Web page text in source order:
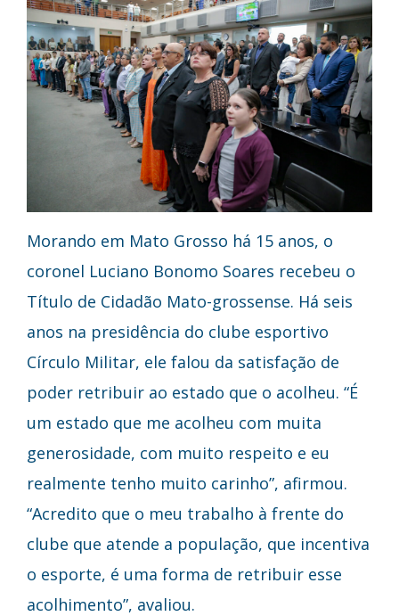
Morando em Mato Grosso há 15 anos, o
coronel Luciano Bonomo Soares recebeu o
Título de Cidadão Mato-grossense. Há seis
anos na presidência do clube esportivo
Círculo Militar, ele falou da satisfação de
poder retribuir ao estado que o acolheu. “É
um estado que me acolheu com muita
generosidade, com muito respeito e eu
realmente tenho muito carinho”, afirmou.
“Acredito que o meu trabalho à frente do
clube que atende a população, que incentiva
o esporte, é uma forma de retribuir esse
acolhimento”, avaliou.